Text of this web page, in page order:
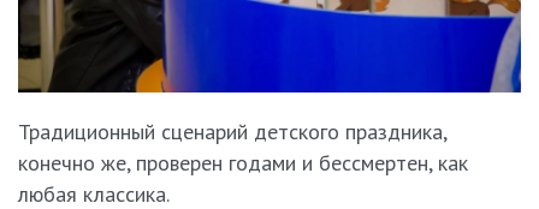
Традиционный сценарий детского праздника,
конечно же, проверен годами и бессмертен, как
любая классика.